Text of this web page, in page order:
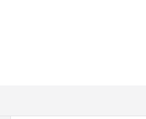
further.